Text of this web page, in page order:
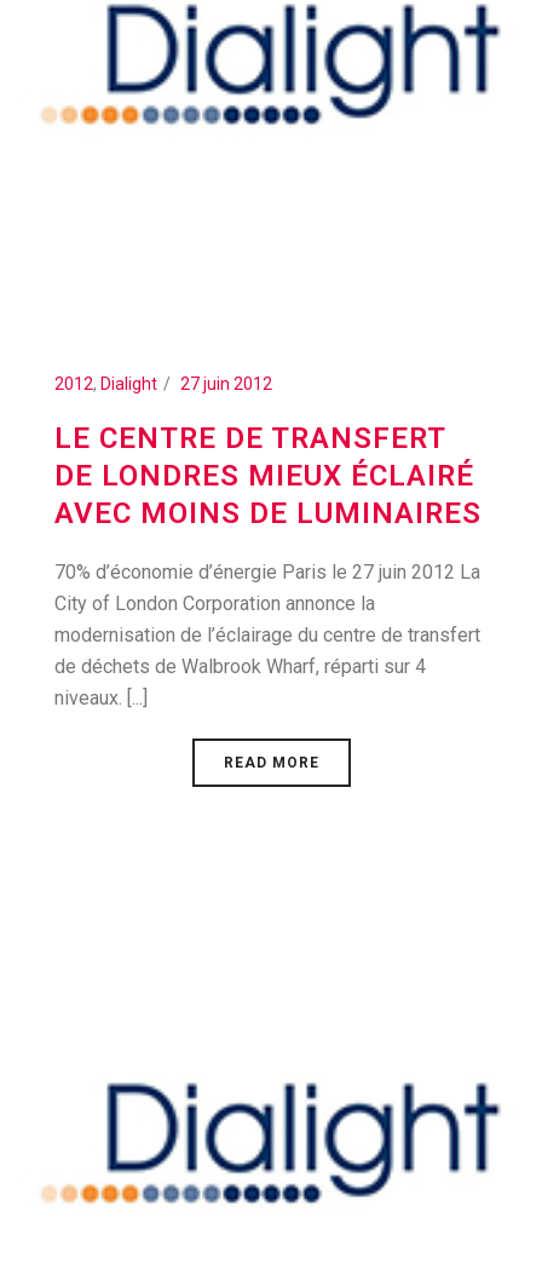
2012, Dialight 27 juin 2012
LE CENTRE DE TRANSFERT
DE LONDRES MIEUX ÉCLAIRÉ
AVEC MOINS DE LUMINAIRES
70% d’économie d’énergie Paris le 27 juin 2012 La
City of London Corporation annonce la
modernisation de l’éclairage du centre de transfert
de déchets de Walbrook Wharf, réparti sur 4
niveaux. [...]
READ MORE